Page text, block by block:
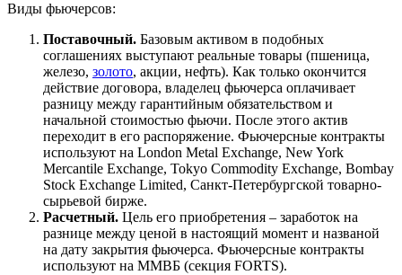
Виды фьючерсов:
Поставочный. Базовым активом в подобных
соглашениях выступают реальные товары (пшеница,
железо, золото, акции, нефть). Как только окончится
действие договора, владелец фьючерса оплачивает
разницу между гарантийным обязательством и
начальной стоимостью фьючи. После этого актив
переходит в его распоряжение. Фьючерсные контракты
используют на London Metal Exchange, New York
Mercantile Exchange, Tokyo Commodity Exchange, Bombay
Stock Exchange Limited, Санкт-Петербургской товарно-
сырьевой бирже.
Расчетный. Цель его приобретения – заработок на
разнице между ценой в настоящий момент и названой
на дату закрытия фьючерса. Фьючерсные контракты
используют на ММВБ (секция FORTS).